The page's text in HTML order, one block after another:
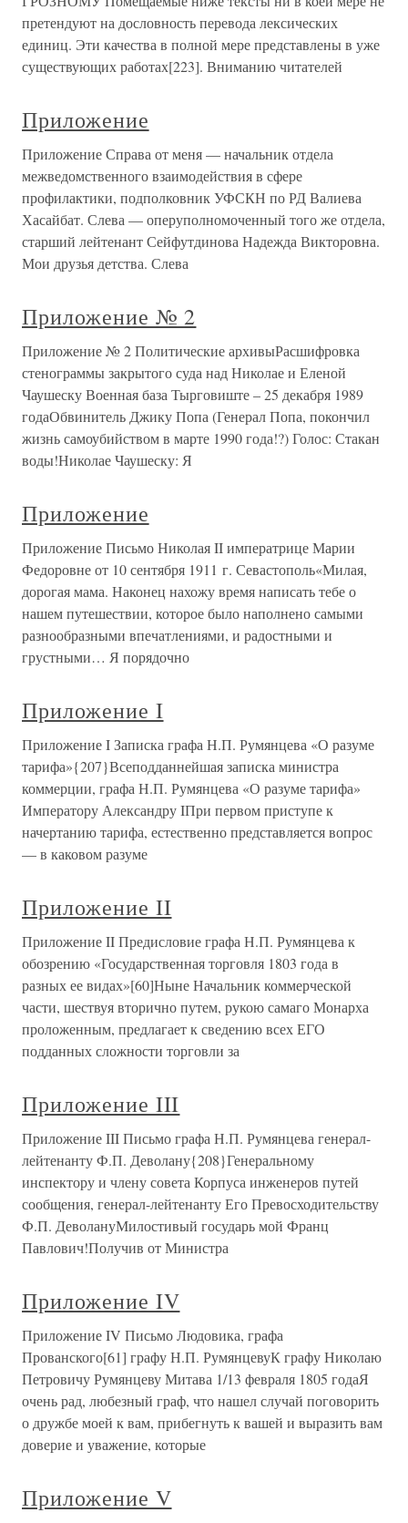
претендуют на дословность перевода лексических
единиц. Эти качества в полной мере представлены в уже
существующих работах[223]. Вниманию читателей
Приложение
Приложение Справа от меня — начальник отдела
межведомственного взаимодействия в сфере
профилактики, подполковник УФСКН по РД Валиева
Хасайбат. Слева — оперуполномоченный того же отдела,
старший лейтенант Сейфутдинова Надежда Викторовна.
Мои друзья детства. Слева
Приложение № 2
Приложение № 2 Политические архивыРасшифровка
стенограммы закрытого суда над Николае и Еленой
Чаушеску Военная база Тырговиште – 25 декабря 1989
годаОбвинитель Джику Попа (Генерал Попа, покончил
жизнь самоубийством в марте 1990 года!?) Голос: Стакан
воды!Николае Чаушеску: Я
Приложение
Приложение Письмо Николая II императрице Марии
Федоровне от 10 сентября 1911 г. Севастополь«Милая,
дорогая мама. Наконец нахожу время написать тебе о
нашем путешествии, которое было наполнено самыми
разнообразными впечатлениями, и радостными и
грустными… Я порядочно
Приложение I
Приложение I Записка графа Н.П. Румянцева «О разуме
тарифа»{207}Всеподданнейшая записка министра
коммерции, графа Н.П. Румянцева «О разуме тарифа»
Императору Александру IПри первом приступе к
начертанию тарифа, естественно представляется вопрос
— в каковом разуме
Приложение II
Приложение II Предисловие графа Н.П. Румянцева к
обозрению «Государственная торговля 1803 года в
разных ее видах»[60]Ныне Начальник коммерческой
части, шествуя вторично путем, рукою самаго Монарха
проложенным, предлагает к сведению всех ЕГО
подданных сложности торговли за
Приложение III
Приложение III Письмо графа Н.П. Румянцева генерал-
лейтенанту Ф.П. Деволану{208}Генеральному
инспектору и члену совета Корпуса инженеров путей
сообщения, генерал-лейтенанту Его Превосходительству
Ф.П. ДеволануМилостивый государь мой Франц
Павлович!Получив от Министра
Приложение IV
Приложение IV Письмо Людовика, графа
Прованского[61] графу Н.П. РумянцевуК графу Николаю
Петровичу Румянцеву Митава 1/13 февраля 1805 годаЯ
очень рад, любезный граф, что нашел случай поговорить
о дружбе моей к вам, прибегнуть к вашей и выразить вам
доверие и уважение, которые
Приложение V